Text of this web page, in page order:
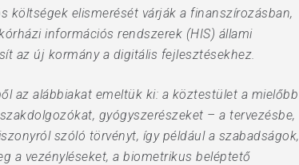
költségek elismerését várják a finanszírozásban,
információs rendszerek (HIS) állami
az új kormány a digitális fejlesztésekhez.
az alábbiakat emeltük ki: a köztestület a mielőbb
gyógyszerészeket – a tervezésbe,
szóló törvényt, így például a szabadságok,
a vezényléseket, a biometrikus beléptető